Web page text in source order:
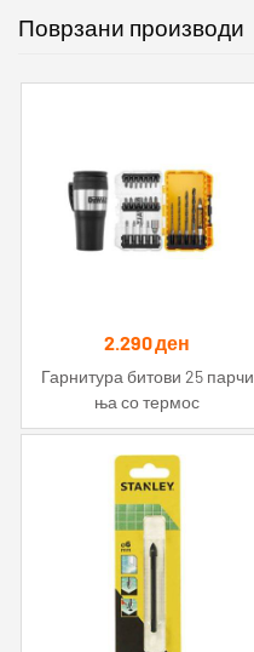
Поврзани производи
2.290ден
Гарнитура битови 25 парчи
ња со термос